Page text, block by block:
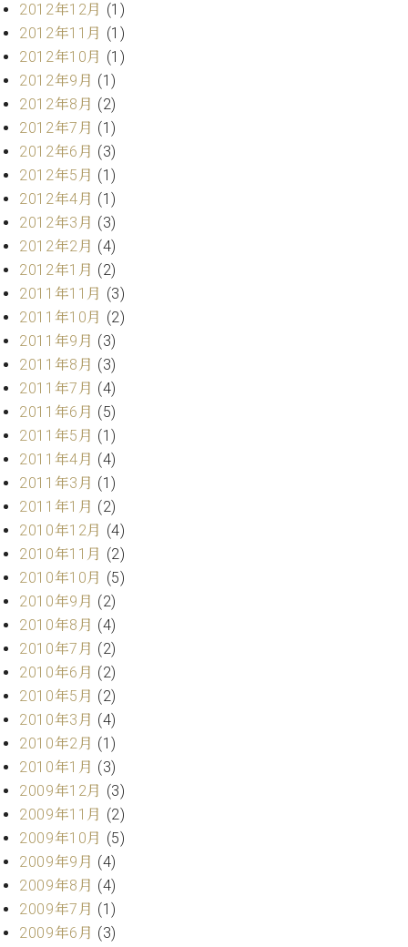
2012年12月 (1)
2012年11月 (1)
2012年10月 (1)
2012年9月 (1)
2012年8月 (2)
2012年7月 (1)
2012年6月 (3)
2012年5月 (1)
2012年4月 (1)
2012年3月 (3)
2012年2月 (4)
2012年1月 (2)
2011年11月 (3)
2011年10月 (2)
2011年9月 (3)
2011年8月 (3)
2011年7月 (4)
2011年6月 (5)
2011年5月 (1)
2011年4月 (4)
2011年3月 (1)
2011年1月 (2)
2010年12月 (4)
2010年11月 (2)
2010年10月 (5)
2010年9月 (2)
2010年8月 (4)
2010年7月 (2)
2010年6月 (2)
2010年5月 (2)
2010年3月 (4)
2010年2月 (1)
2010年1月 (3)
2009年12月 (3)
2009年11月 (2)
2009年10月 (5)
2009年9月 (4)
2009年8月 (4)
2009年7月 (1)
2009年6月 (3)